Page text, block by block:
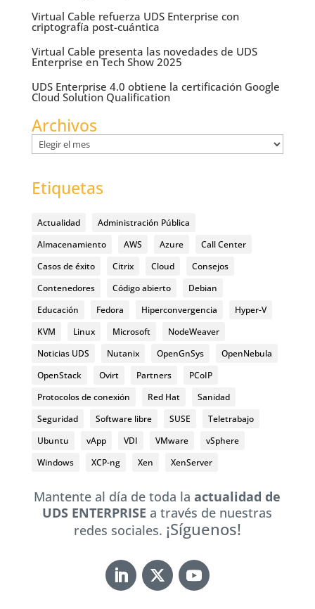
Virtual Cable refuerza UDS Enterprise con
criptografía post-cuántica
Virtual Cable presenta las novedades de UDS
Enterprise en Tech Show 2025
UDS Enterprise 4.0 obtiene la certificación Google
Cloud Solution Qualification
Archivos
Archivos
Etiquetas
Actualidad
Administración Pública
Almacenamiento
AWS Azure
Call Center
Casos de éxito
Citrix Cloud
Consejos
Contenedores
Código abierto
Debian
Educación
Fedora Hiperconvergencia
Hyper-V
KVM
Linux Microsoft
NodeWeaver
Noticias UDS
Nutanix OpenGnSys
OpenNebula
OpenStack
Ovirt Partners
PCoIP
Protocolos de conexión
Red Hat
Sanidad
Seguridad
Software libre SUSE
Teletrabajo
Ubuntu
vApp VDI VMware
vSphere
Windows
XCP-ng Xen XenServer
Mantente al día de toda laactualidad de
UDS ENTERPRISEa través de nuestras
redes sociales. ¡Síguenos!